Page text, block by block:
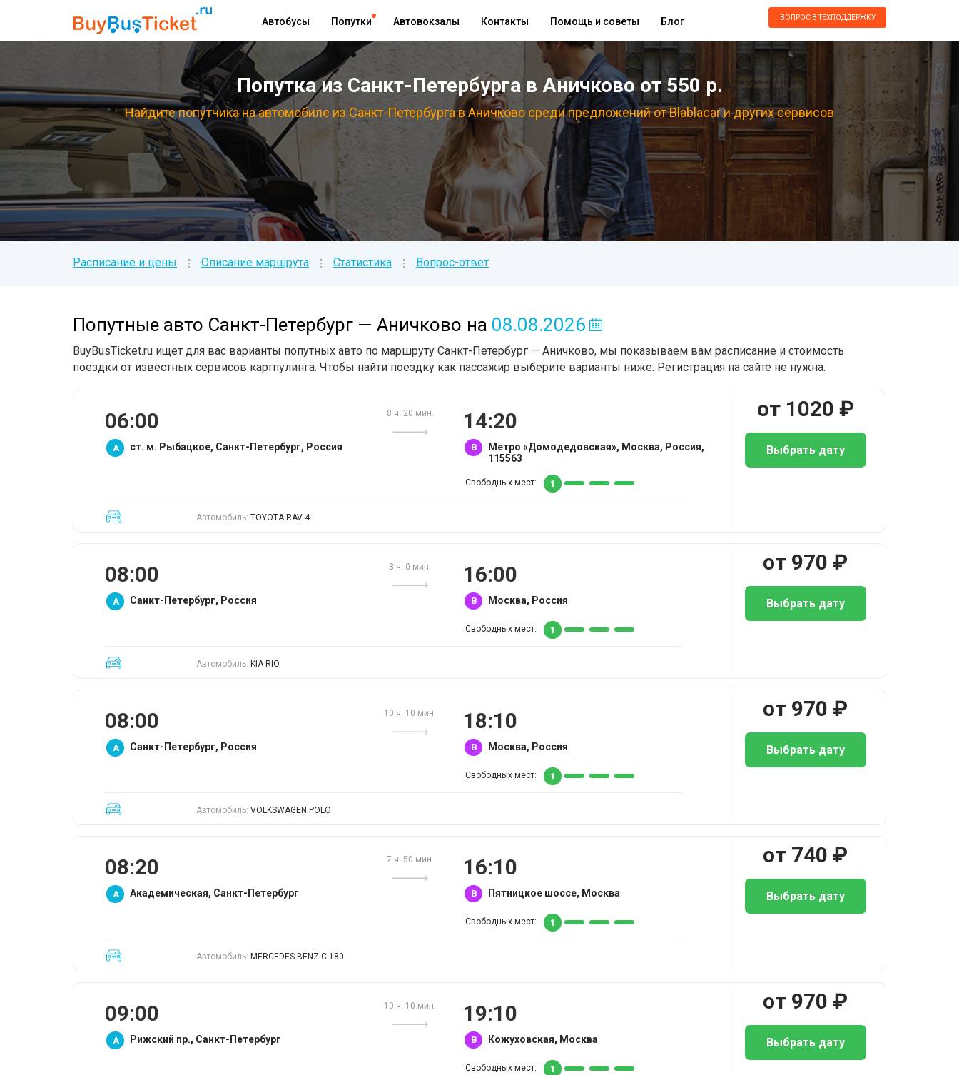
Автобусы Попутки Автовокзалы Контакты Помощь и советы Блог ВОПРОС В ТЕХПОДДЕРЖКУ
Попутка из Санкт-Петербурга в Аничково от 550 р.
Найдите попутчика на автомобиле из Санкт-Петербурга в Аничково среди предложений от Blablacar и других сервисов
Расписание и цены ⁝ Описание маршрута ⁝ Статистика ⁝ Вопрос-ответ
Попутные авто Санкт-Петербург — Аничково на 08.08.2026
BuyBusTicket.ru ищет для вас варианты попутных авто по маршруту Санкт-Петербург — Аничково, мы показываем вам расписание и стоимость
поездки от известных сервисов картпулинга. Чтобы найти поездку как пассажир выберите варианты ниже. Регистрация на сайте не нужна.
06:00
A ст. м. Рыбацкое, Санкт-Петербург, Россия
8 ч. 20 мин. 14:20
B
Метро «Домодедовская», Москва, Россия,
115563
Свободных мест: 1
Автомобиль: TOYOTA RAV 4
от 1020 ₽
Выбрать дату
08:00
A Санкт-Петербург, Россия
8 ч. 0 мин. 16:00
B Москва, Россия
Свободных мест: 1
Автомобиль: KIA RIO
от 970 ₽
Выбрать дату
08:00
A Санкт-Петербург, Россия
10 ч. 10 мин. 18:10
B Москва, Россия
Свободных мест: 1
Автомобиль: VOLKSWAGEN POLO
от 970 ₽
Выбрать дату
08:20
A Академическая, Санкт-Петербург
7 ч. 50 мин. 16:10
B Пятницкое шоссе, Москва
Свободных мест: 1
Автомобиль: MERCEDES-BENZ C 180
от 740 ₽
Выбрать дату
09:00
A Рижский пр., Санкт-Петербург
10 ч. 10 мин. 19:10
B Кожуховская, Москва
Свободных мест: 1
от 970 ₽
Выбрать дату